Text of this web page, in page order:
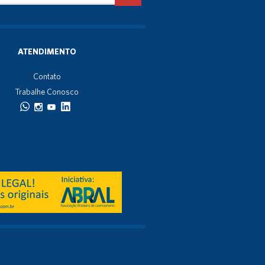
ATENDIMENTO
Contato
Trabalhe Conosco